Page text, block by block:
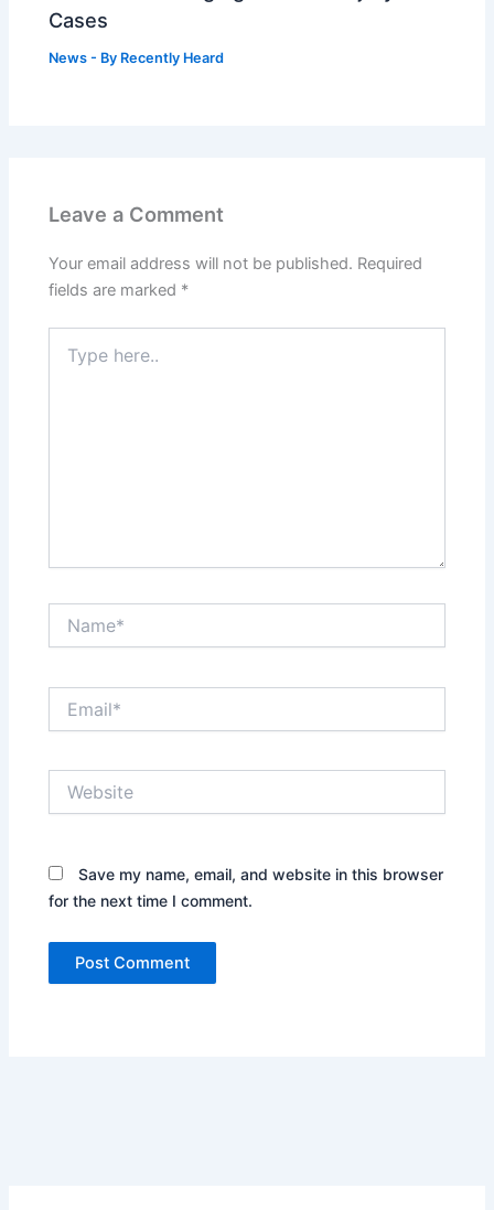
Cases
News - By Recently Heard
Leave a Comment
Your email address will not be published. Required
fields are marked *
here..
Save my name, email, and website in this browser
for the next time I comment.